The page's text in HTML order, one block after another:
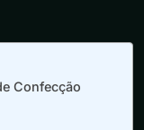
Confecção